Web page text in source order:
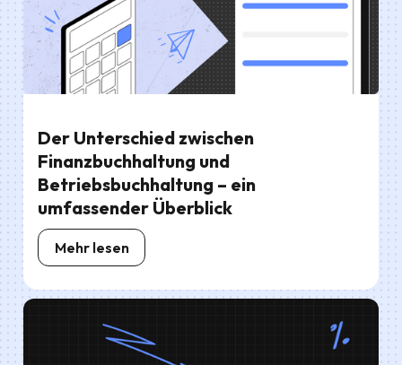
Der Unterschied zwischen
Finanzbuchhaltung und
Betriebsbuchhaltung – ein
umfassender Überblick
Mehr lesen